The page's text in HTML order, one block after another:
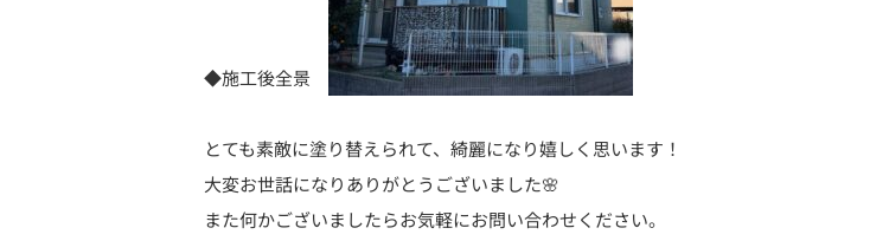
◆施工後全景
とても素敵に塗り替えられて、綺麗になり嬉しく思います！
大変お世話になりありがとうございました🌸
また何かございましたらお気軽にお問い合わせください。